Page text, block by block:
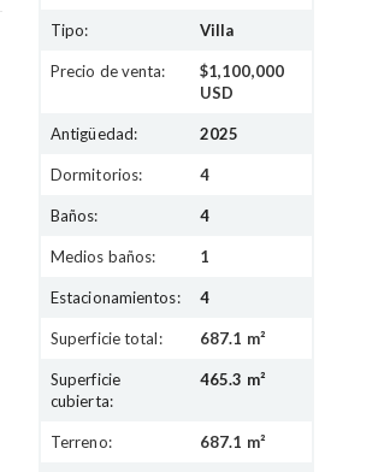
Tipo: Villa
Precio de venta:
$1,100,000
USD
Antigüedad: 2025
Dormitorios: 4
Baños: 4
Medios baños: 1
Estacionamientos: 4
Superficie total: 687.1 m²
Superficie
cubierta:
465.3 m²
Terreno: 687.1 m²